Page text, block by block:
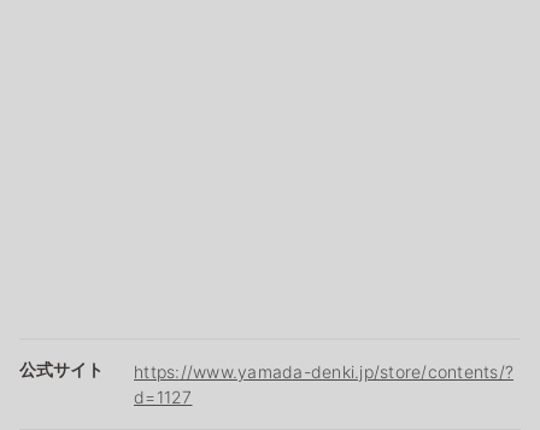
公式サイト
https://www.yamada-denki.jp/store/contents/?
d=1127